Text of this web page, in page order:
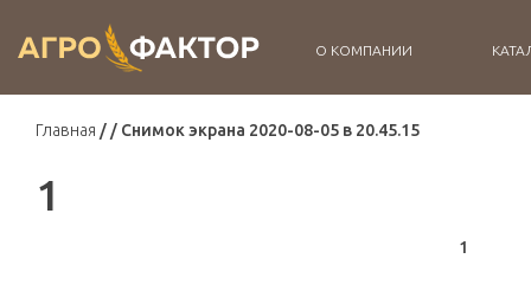
О КОМПАНИИ
Главная Снимок экрана 2020-08-05 в 20.45.15
1
1